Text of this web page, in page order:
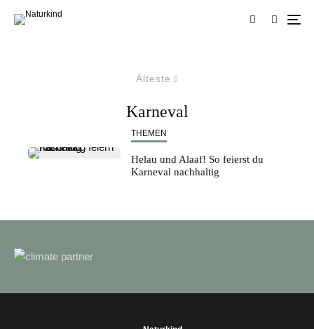
Älteste
Karneval
THEMEN
Helau und Alaaf! So feierst du
Karneval nachhaltig